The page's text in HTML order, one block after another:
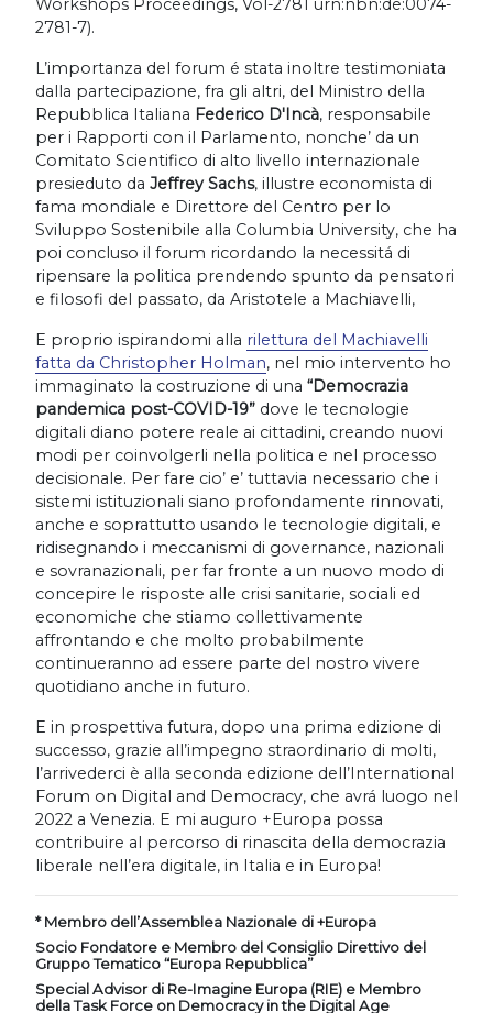
Workshops Proceedings, Vol-2781 urn:nbn:de:0074-
2781-7).
L’importanza del forum é stata inoltre testimoniata
dalla partecipazione, fra gli altri, del Ministro della
Repubblica Italiana Federico D'Incà, responsabile
per i Rapporti con il Parlamento, nonche’ da un
Comitato Scientifico di alto livello internazionale
presieduto da Jeffrey Sachs, illustre economista di
fama mondiale e Direttore del Centro per lo
Sviluppo Sostenibile alla Columbia University, che ha
poi concluso il forum ricordando la necessitá di
ripensare la politica prendendo spunto da pensatori
e filosofi del passato, da Aristotele a Machiavelli,
E proprio ispirandomi alla rilettura del Machiavelli
fatta da Christopher Holman, nel mio intervento ho
immaginato la costruzione di una “Democrazia
pandemica post-COVID-19” dove le tecnologie
digitali diano potere reale ai cittadini, creando nuovi
modi per coinvolgerli nella politica e nel processo
decisionale. Per fare cio’ e’ tuttavia necessario che i
sistemi istituzionali siano profondamente rinnovati,
anche e soprattutto usando le tecnologie digitali, e
ridisegnando i meccanismi di governance, nazionali
e sovranazionali, per far fronte a un nuovo modo di
concepire le risposte alle crisi sanitarie, sociali ed
economiche che stiamo collettivamente
affrontando e che molto probabilmente
continueranno ad essere parte del nostro vivere
quotidiano anche in futuro.
E in prospettiva futura, dopo una prima edizione di
successo, grazie all’impegno straordinario di molti,
l’arrivederci è alla seconda edizione dell’International
Forum on Digital and Democracy, che avrá luogo nel
2022 a Venezia. E mi auguro +Europa possa
contribuire al percorso di rinascita della democrazia
liberale nell’era digitale, in Italia e in Europa!
* Membro dell’Assemblea Nazionale di +Europa
Socio Fondatore e Membro del Consiglio Direttivo del
Gruppo Tematico “Europa Repubblica”
Special Advisor di Re-Imagine Europa (RIE) e Membro
della Task Force on Democracy in the Digital Age